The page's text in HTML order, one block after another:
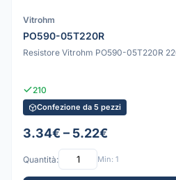
Vitrohm
PO590-05T220R
Resistore Vitrohm PO590-05T220R
210
Confezione da 5 pezzi
3.34€ – 5.22€
Quantità: Min: 1